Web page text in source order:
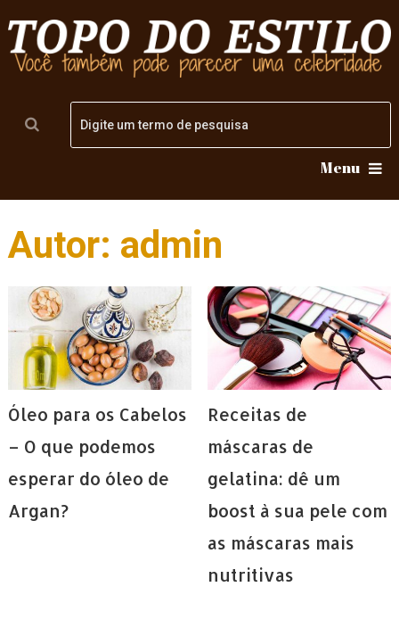
Menu
Autor: admin
Óleo para os Cabelos
– O que podemos
esperar do óleo de
Argan?
Receitas de
máscaras de
gelatina: dê um
boost à sua pele com
as máscaras mais
nutritivas